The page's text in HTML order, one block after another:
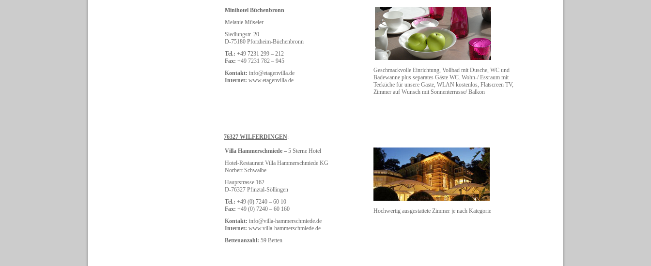
Minihotel Büchenbronn
Melanie Müseler
Siedlungstr. 20
D-75180 Pforzheim-Büchenbronn
Tel.: +49 7231 299 – 212
Fax: +49 7231 782 – 945
Kontakt: info@etagenvilla.de
Internet: www.etagenvilla.de
Geschmackvolle Einrichtung, Vollbad mit Dusche, WC und
Badewanne plus separates Gäste WC. Wohn-/ Essraum mit
Teeküche für unsere Gäste, WLAN kostenlos, Flatscreen TV,
Zimmer auf Wunsch mit Sonnenterrasse/ Balkon
76327 WILFERDINGEN:
Villa Hammerschmiede – 5 Sterne Hotel
Hotel-Restaurant Villa Hammerschmiede KG
Norbert Schwalbe
Hauptstrasse 162
D-76327 Pfinztal-Söllingen
Tel.: +49 (0) 7240 – 60 10
Fax: +49 (0) 7240 – 60 160
Kontakt: info@villa-hammerschmiede.de
Internet: www.villa-hammerschmiede.de
Bettenanzahl: 59 Betten
Hochwertig ausgestattete Zimmer je nach Kategorie